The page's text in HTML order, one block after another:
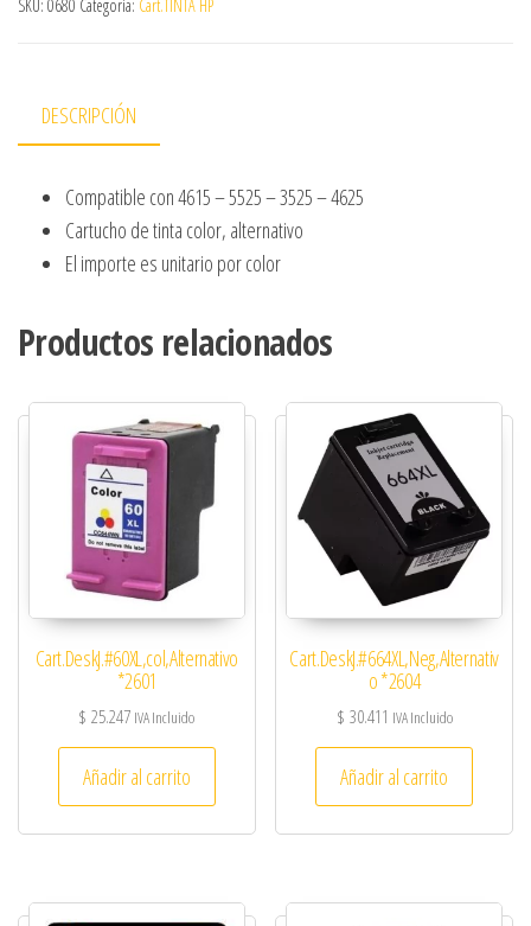
SKU: 0680 Categoría: Cart.TINTA HP
DESCRIPCIÓN
Compatible con 4615 – 5525 – 3525 – 4625
Cartucho de tinta color, alternativo
El importe es unitario por color
Productos relacionados
Cart.DeskJ.#60XL,col,Alternativo
*2601
$ 25.247 IVA Incluido
Añadir al carrito
Cart.DeskJ.#664XL,Neg,Alternativ
o *2604
$ 30.411 IVA Incluido
Añadir al carrito